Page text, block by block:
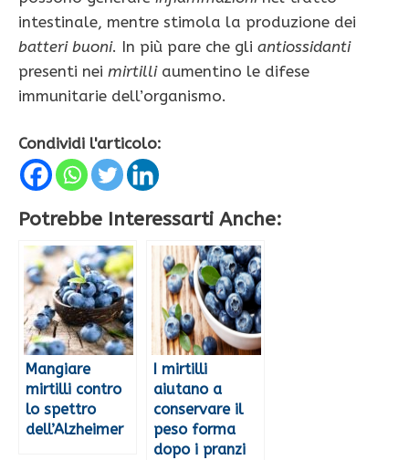
intestinale, mentre stimola la produzione dei
batteri buoni. In più pare che gli antiossidanti
presenti nei mirtilliaumentino le difese
immunitarie dell’organismo.
Condividi l'articolo:
Potrebbe Interessarti Anche:
Mangiare
mirtilli contro
lo spettro
dell’Alzheimer
I mirtilli
aiutano a
conservare il
peso forma
dopo i pranzi